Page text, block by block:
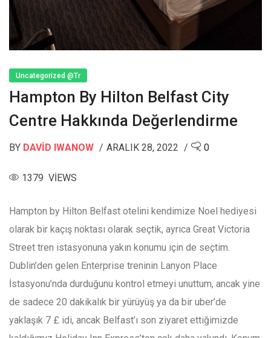
Uncategorized @tr
Hampton By Hilton Belfast City
Centre Hakkında Değerlendirme
BY DAVID IWANOW ARALIK 28, 2022 0
1379 VIEWS
Hampton by Hilton Belfast otelini kendimize Noel hediyesi
olarak bir kaçış noktası olarak seçtik, ayrıca Great Victoria
Street tren istasyonuna yakın konumu için de seçtim.
Dublin’den gelen Enterprise treninin Lanyon Place
İstasyonu’nda durduğunu kontrol etmeyi unuttum, ancak yine
de sadece 20 dakikalık bir yürüyüş ya da bir uber’de
yaklaşık 7 £ idi, ancak Belfast’ı son ziyaret ettiğimizde